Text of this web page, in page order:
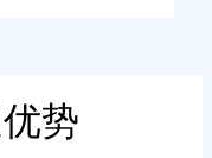
警功能能
时自动提
势